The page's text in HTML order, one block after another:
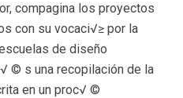
compagina los proyectos
con su vocaci√≥ por la
de diseño
© s una recopilación de la
en un proc√ ©